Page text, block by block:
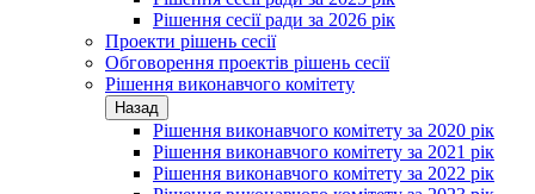
Рішення сесії ради за 2026 рік
Проекти рішень сесії
Обговорення проектів рішень сесії
Рішення виконавчого комітету
Назад
Рішення виконавчого комітету за 2020 рік
Рішення виконавчого комітету за 2021 рік
Рішення виконавчого комітету за 2022 рік